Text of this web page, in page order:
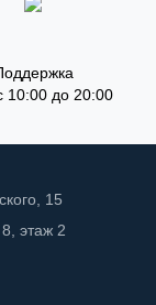
10:00 до 20:00
15
этаж 2